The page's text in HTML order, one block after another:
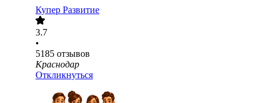
Купер Развитие
3.7
•
5185 отзывов
Краснодар
Откликнуться